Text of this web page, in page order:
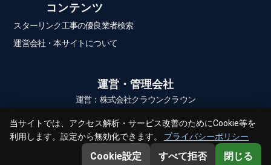
当サイトでは、アクセス解析・サービス改善のためにCookie等を
利用します。設定から無効化できます。
プライバシーポリシー
Cookie設定 すべて拒否 閉じる
コンテンツ
スターリンク工事の優良業者検索
運営会社・本サイトについて
運営・管理会社
運営：株式会社クラウンクラウン
© 2026 スターリンク.com All Rights Reserved.